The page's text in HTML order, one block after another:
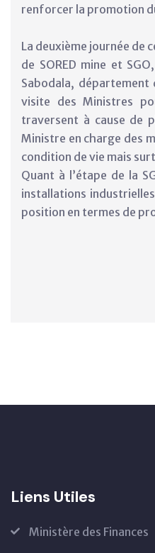
renforcer la promotion
La deuxième journée de
de SORED mine et
Sabodala, département
visite des Ministres
traversent à cause de
Ministre en charge des
condition de vie mais
Quant à l’étape de la
installations
position en termes de
Liens Utiles
Ministère des Finances